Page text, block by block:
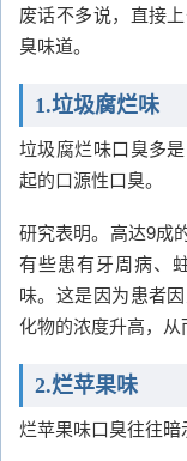
废话不多说，直接
臭味道。
1.垃圾腐烂味
垃圾腐烂味口臭多
起的口源性口臭。
研究表明。高达9成
有些患有牙周病、
味。这是因为患者
化物的浓度升高，从
2.烂苹果味
烂苹果味口臭往往暗